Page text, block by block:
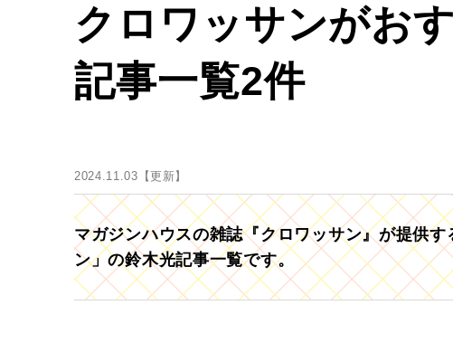
クロワッサンがお
記事一覧2件
2024.11.03【更新】
マガジンハウスの雑誌『クロワッサン』が提供
ン」の鈴木光記事一覧です。